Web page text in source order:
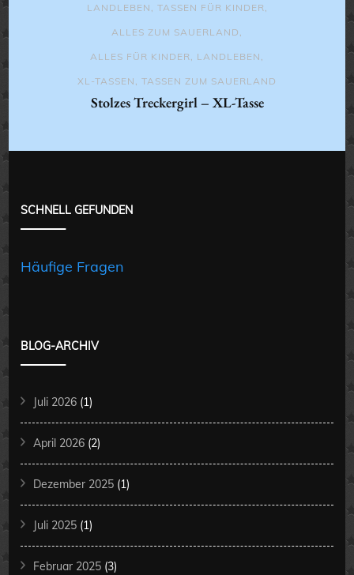
LANDLEBEN , TASSEN FÜR KINDER,
ALLES ZUM SAUERLAND ,
ALLES FÜR KINDER, LANDLEBEN ,
XL-TASSEN , TASSEN ZUM SAUERLAND
Stolzes Treckergirl – XL-Tasse
SCHNELL GEFUNDEN
Häufige Fragen
BLOG-ARCHIV
Juli 2026 (1)
April 2026 (2)
Dezember 2025 (1)
Juli 2025 (1)
Februar 2025 (3)